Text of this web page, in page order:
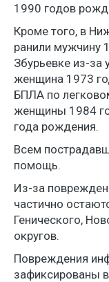
1990 годов
Кроме того, в
ранили мужчину
Збурьевке из-за
женщина 1973
БПЛА по
женщины 1984
года рождения.
Всем
помощь.
Из-за
частично
Генического,
округов.
Повреждения
зафиксированы